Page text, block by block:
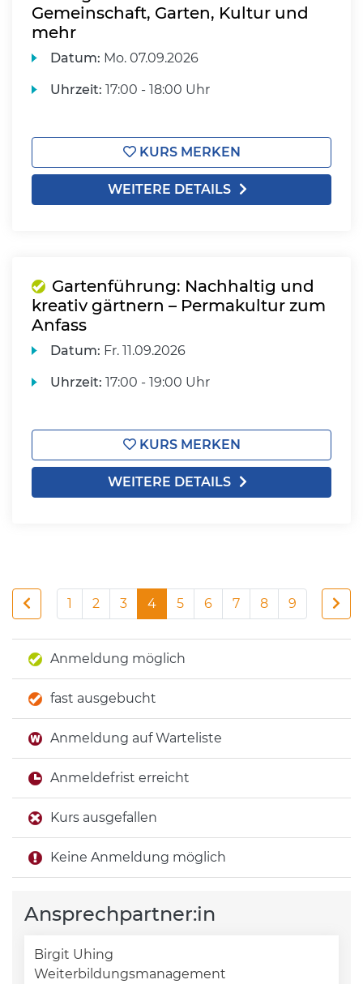
Gemeinschaft, Garten, Kultur und
mehr
Datum: Mo. 07.09.2026
Uhrzeit: 17:00 - 18:00 Uhr
KURS MERKEN
WEITERE DETAILS
Gartenführung: Nachhaltig und
kreativ gärtnern – Permakultur zum
Anfass
Datum: Fr. 11.09.2026
Uhrzeit: 17:00 - 19:00 Uhr
KURS MERKEN
WEITERE DETAILS
1 2 3 4 5 6 7 8 9
Anmeldung möglich
fast ausgebucht
Anmeldung auf Warteliste
Anmeldefrist erreicht
Kurs ausgefallen
Keine Anmeldung möglich
Ansprechpartner:in
Birgit Uhing
Weiterbildungsmanagement